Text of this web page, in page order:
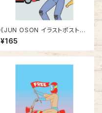
《JUN OSON イラストポストカ
ード》CJ-4／ バナナ
¥165